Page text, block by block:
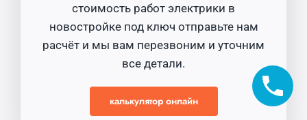
стоимость работ электрики в
новостройке под ключ отправьте нам
расчёт и мы вам перезвоним и уточним
все детали.
калькулятор онлайн